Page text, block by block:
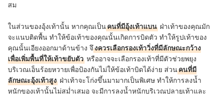
สม
ในส่วนของอุ้งเท้านั้น หากคุณเป็นคนที่มีอุ้งเท้าแบน ฝ่าเท้าของคุณมัก
จะแนบติดพื้น ทำให้ข้อเท้าของคุณนั้นเกิดการบิดตัว ทำให้รูปเท้าของ
คุณนั้นเอียงออกมาด้านข้าง จึงควรเลือกรองเท้าวิ่งที่มีลักษณะกว้าง
เพื่อเพิ่มพื้นที่ให้เท้าขยับตัว หรืออาจจะเลือกรองเท้าที่มีตัวช่วยพยุง
บริเวณเอ็นร้อยหวายเพื่อป้องกันไม่ให้ข้อเท้าบิดได้ง่าย ส่วนคนที่มี
ลักษณะอุ้งเท้าสูง ฝ่าเท้าจะโก่งขึ้นมามากเป็นพิเศษ ทำให้การลงน้ำ
หนักของเท้านั้นไม่สม่ำเสมอ จะมีการลงน้ำหนักบริเวณปลายเท้าและ